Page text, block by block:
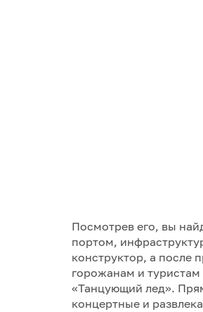
Посмотрев его, вы
портом,
конструктор, а после
горожанам и
«Танцующий лед».
концертные и